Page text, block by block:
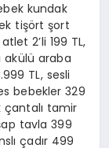
kundak
tişört şort
2’li 199 TL,
akülü araba
TL, sesli
bebekler 329
çantalı tamir
tavla 399
çadır 499